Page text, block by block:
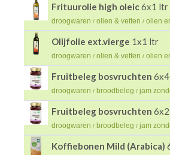
Frituurolie high oleic6x1 ltr
droogwaren / olien & vetten / olien
Olijfolie ext.vierge 1x1 ltr
droogwaren / olien & vetten / olien
Fruitbeleg bosvruchten
droogwaren / broodbeleg / jam
Fruitbeleg bosvruchten
droogwaren / broodbeleg / jam
Koffiebonen Mild (Arabica)